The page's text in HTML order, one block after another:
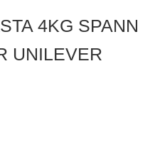
4KG SPANN
UNILEVER